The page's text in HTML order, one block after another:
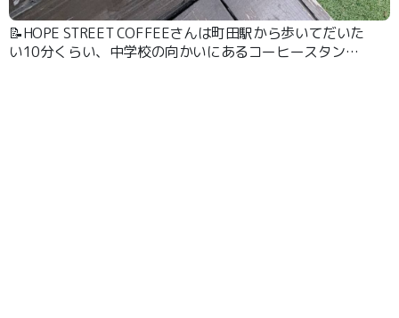
📝HOPE STREET COFFEEさんは町田駅から歩いてだいた
い10分くらい、中学校の向かいにあるコーヒースタンド